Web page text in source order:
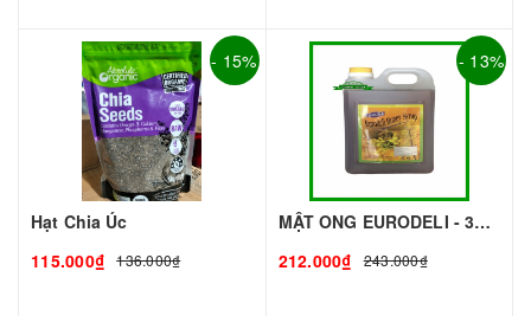
- 15%
Hạt Chia Úc
115.000₫
136.000₫
- 13%
MẬT ONG EURODELI - 3kg - EURODELI | Nguyên liệu pha chế - TOBEE FOOD
212.000₫
243.000₫